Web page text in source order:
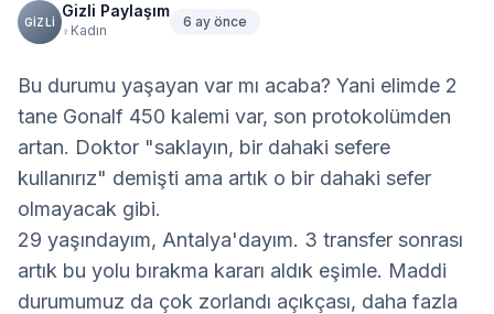
GIZLI
Gizli Paylaşım
♀ Kadın
6 ay önce
Bu durumu yaşayan var mı acaba? Yani elimde 2
tane Gonalf 450 kalemi var, son protokolümden
artan. Doktor "saklayın, bir dahaki sefere
kullanırız" demişti ama artık o bir dahaki sefer
olmayacak gibi.
29 yaşındayım, Antalya'dayım. 3 transfer sonrası
artık bu yolu bırakma kararı aldık eşimle. Maddi
durumumuz da çok zorlandı açıkçası, daha fazla